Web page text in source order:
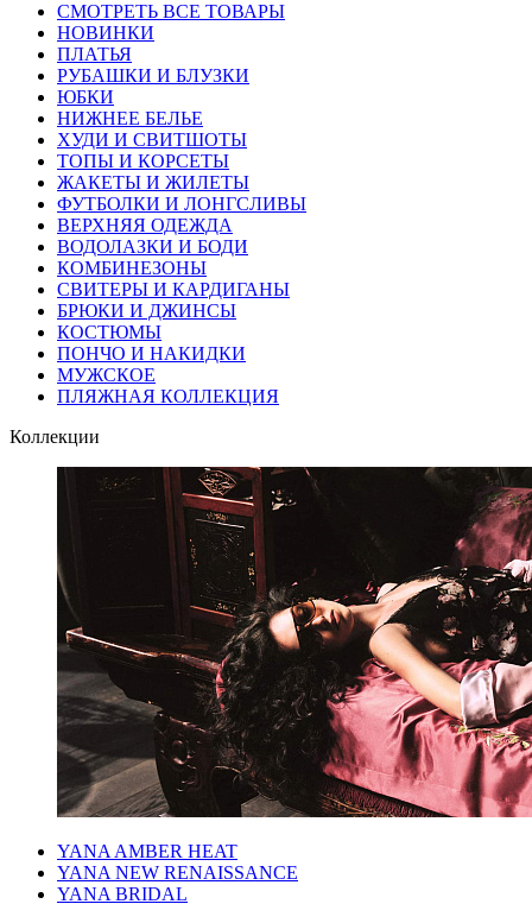
СМОТРЕТЬ ВСЕ ТОВАРЫ
НОВИНКИ
ПЛАТЬЯ
РУБАШКИ И БЛУЗКИ
ЮБКИ
НИЖНЕЕ БЕЛЬЕ
ХУДИ И СВИТШОТЫ
ТОПЫ И КОРСЕТЫ
ЖАКЕТЫ И ЖИЛЕТЫ
ФУТБОЛКИ И ЛОНГСЛИВЫ
ВЕРХНЯЯ ОДЕЖДА
ВОДОЛАЗКИ И БОДИ
КОМБИНЕЗОНЫ
СВИТЕРЫ И КАРДИГАНЫ
БРЮКИ И ДЖИНСЫ
КОСТЮМЫ
ПОНЧО И НАКИДКИ
МУЖСКОЕ
ПЛЯЖНАЯ КОЛЛЕКЦИЯ
Коллекции
YANA AMBER HEAT
YANA NEW RENAISSANCE
YANA BRIDAL